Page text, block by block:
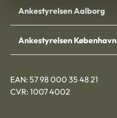
Ankestyrelsen Aalborg
Ankestyrelsen København
EAN: 57 98 000 35 48 21
CVR: 1007 4002